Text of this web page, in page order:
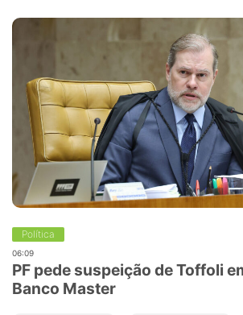
Política
06:09
PF pede suspeição de Toffoli
Banco Master